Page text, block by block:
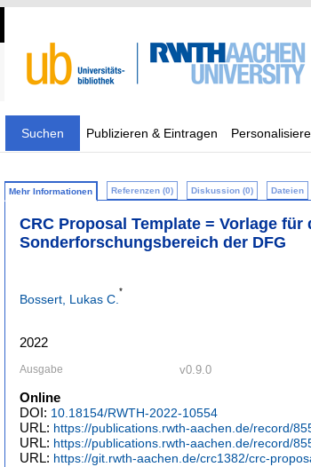
Suchen Publizieren & Eintragen
Mehr Informationen Referenzen (0) Diskussion (0) Dateien
CRC Proposal Template = Vorlage
Sonderforschungsbereich der DFG
Bossert, Lukas C.
*
2022
Ausgabe v0.9.0
Online
DOI: 10.18154/RWTH-2022-10554
URL: https://publications.rwth-aachen.de/record/
URL: https://publications.rwth-aachen.de/record/
URL: https://git.rwth-aachen.de/crc1382/crc-